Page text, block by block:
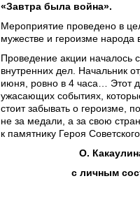
«Завтра была война».
Мероприятие проведено в
мужестве и героизме
Проведение акции началось
внутренних дел. Начальник
июня, ровно в 4 часа… Этот
ужасающих событиях,
стоит забывать о героизме,
не за медали, а за свою
к памятнику Героя
О.
с личным